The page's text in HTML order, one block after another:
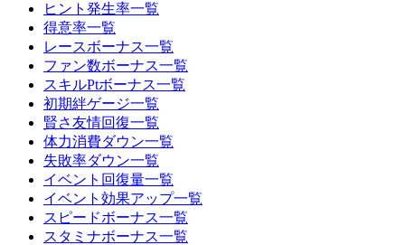
ヒント発生率一覧
得意率一覧
レースボーナス一覧
ファン数ボーナス一覧
スキルPtボーナス一覧
初期絆ゲージ一覧
賢さ友情回復一覧
体力消費ダウン一覧
失敗率ダウン一覧
イベント回復量一覧
イベント効果アップ一覧
スピードボーナス一覧
スタミナボーナス一覧